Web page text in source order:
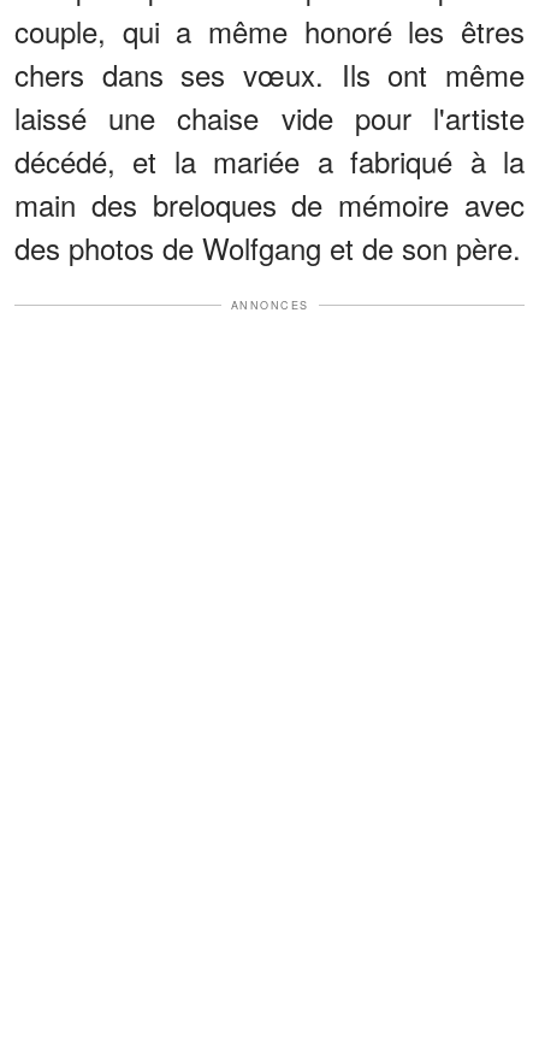
couple, qui a même honoré les êtres
chers dans ses vœux. Ils ont même
laissé une chaise vide pour l'artiste
décédé, et la mariée a fabriqué à la
main des breloques de mémoire avec
des photos de Wolfgang et de son père.
ANNONCES